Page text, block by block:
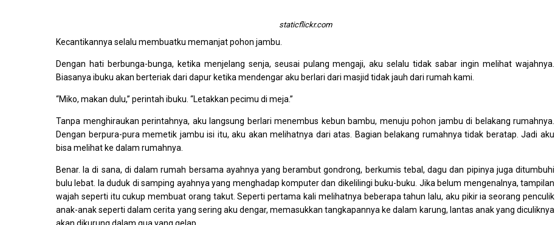
staticflickr.com
Kecantikannya selalu membuatku memanjat pohon jambu.
Dengan hati berbunga-bunga, ketika menjelang senja, seusai pulang mengaji, aku selalu tidak sabar ingin melihat wajahnya.
Biasanya ibuku akan berteriak dari dapur ketika mendengar aku berlari dari masjid tidak jauh dari rumah kami.
“Miko, makan dulu,” perintah ibuku. “Letakkan pecimu di meja.”
Tanpa menghiraukan perintahnya, aku langsung berlari menembus kebun bambu, menuju pohon jambu di belakang rumahnya.
Dengan berpura-pura memetik jambu isi itu, aku akan melihatnya dari atas. Bagian belakang rumahnya tidak beratap. Jadi aku
bisa melihat ke dalam rumahnya.
Benar. Ia di sana, di dalam rumah bersama ayahnya yang berambut gondrong, berkumis tebal, dagu dan pipinya juga ditumbuhi
bulu lebat. Ia duduk di samping ayahnya yang menghadap komputer dan dikelilingi buku-buku. Jika belum mengenalnya, tampilan
wajah seperti itu cukup membuat orang takut. Seperti pertama kali melihatnya beberapa tahun lalu, aku pikir ia seorang penculik
anak-anak seperti dalam cerita yang sering aku dengar, memasukkan tangkapannya ke dalam karung, lantas anak yang diculiknya